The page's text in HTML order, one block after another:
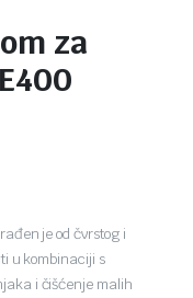
za
je od čvrstog i
u kombinaciji s
i čišćenje malih